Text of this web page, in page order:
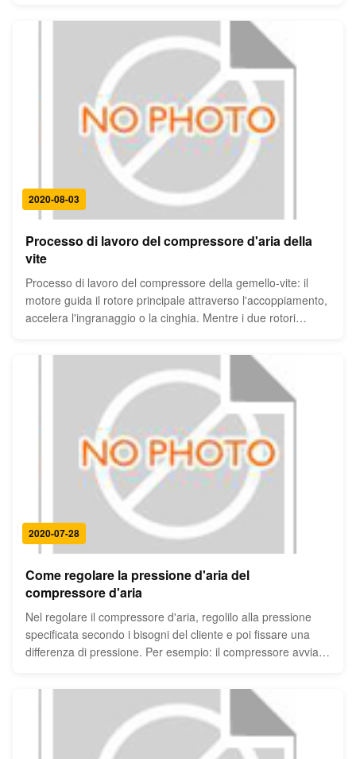
esercizio del contenitore a pressione, più spessa la ...
2020-08-03
Processo di lavoro del compressore d'aria della
vite
Processo di lavoro del compressore della gemello-vite: il
motore guida il rotore principale attraverso l'accoppiamento,
accelera l'ingranaggio o la cinghia. Mentre i due rotori
rotore ausiliario per girare insieme. Nell'ambito dell...
2020-07-28
Come regolare la pressione d'aria del
compressore d'aria
Nel regolare il compressore d'aria, regolilo alla pressione
specificata secondo i bisogni del cliente e poi fissare una
differenza di pressione. Per esempio: il compressore avvia,
compressore d'aria si ferma o scarica, quando la pressione